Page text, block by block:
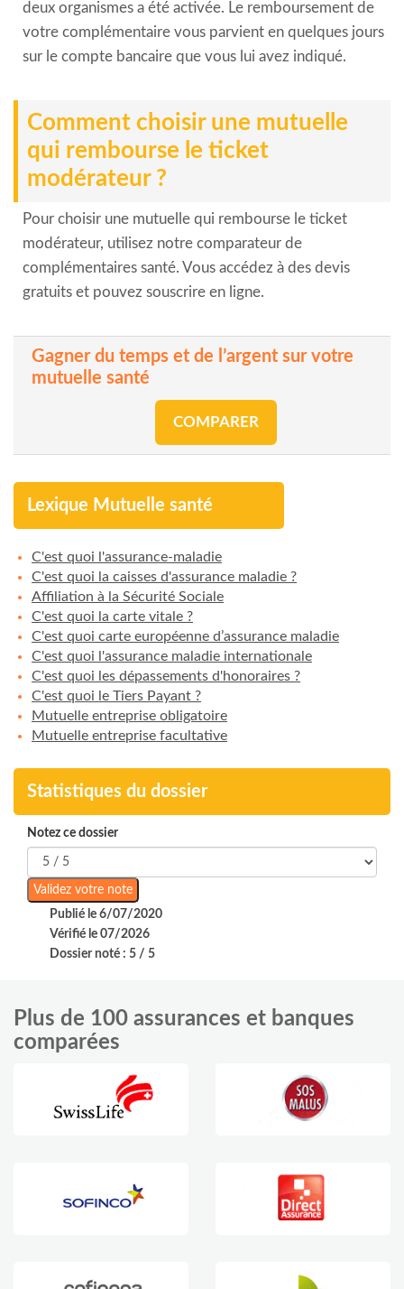
deux organismes a été activée. Le remboursement de
votre complémentaire vous parvient en quelques jours
sur le compte bancaire que vous lui avez indiqué.
Comment choisir une mutuelle
qui rembourse le ticket
modérateur ?
Pour choisir une mutuelle qui rembourse le ticket
modérateur, utilisez notre comparateur de
complémentaires santé. Vous accédez à des devis
gratuits et pouvez souscrire en ligne.
Gagner du temps et de l’argent sur votre
mutuelle santé
COMPARER
Lexique Mutuelle santé
C'est quoi l'assurance-maladie
C'est quoi la caisses d'assurance maladie ?
Affiliation à la Sécurité Sociale
C'est quoi la carte vitale ?
C'est quoi carte européenne d’assurance maladie
C'est quoi l'assurance maladie internationale
C'est quoi les dépassements d'honoraires ?
C'est quoi le Tiers Payant ?
Mutuelle entreprise obligatoire
Mutuelle entreprise facultative
Statistiques du dossier
Notez ce dossier
Publié le 6/07/2020
Vérifié le 07/2026
Dossier noté : 5 / 5
Plus de 100 assurances et banques
comparées